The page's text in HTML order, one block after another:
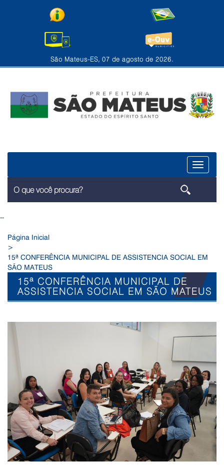
São Mateus-ES, 07 de agosto de 2026.
Menu
--
Página Inicial
>
15ª CONFERÊNCIA MUNICIPAL DE ASSISTENCIA SOCIAL EM
SÃO MATEUS
15ª CONFERÊNCIA MUNICIPAL DE
ASSISTENCIA SOCIAL EM SÃO MATEUS